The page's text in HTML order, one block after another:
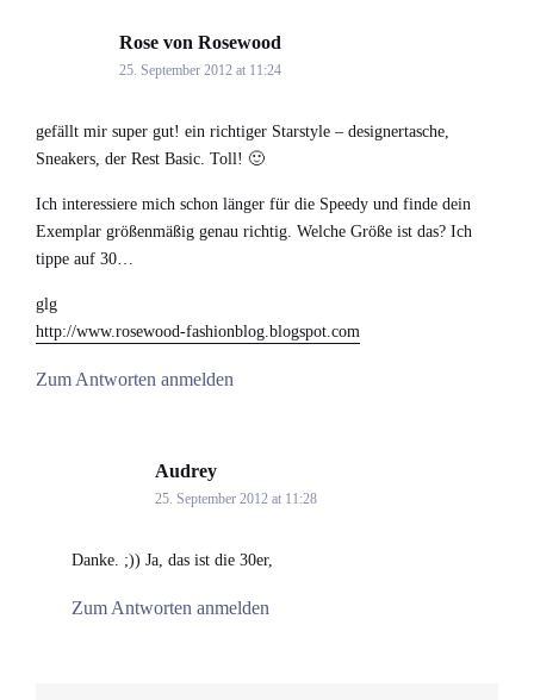
Rose von Rosewood
25. September 2012 at 11:24
gefällt mir super gut! ein richtiger Starstyle – designertasche,
Sneakers, der Rest Basic. Toll! 🙂
Ich interessiere mich schon länger für die Speedy und finde dein
Exemplar größenmäßig genau richtig. Welche Größe ist das? Ich
tippe auf 30…
glg
http://www.rosewood-fashionblog.blogspot.com
Zum Antworten anmelden
Audrey
25. September 2012 at 11:28
Danke. ;)) Ja, das ist die 30er,
Zum Antworten anmelden